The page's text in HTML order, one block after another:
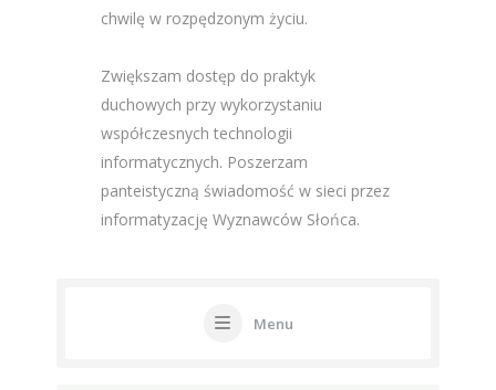
chwilę w rozpędzonym życiu.
Zwiększam dostęp do praktyk
duchowych przy wykorzystaniu
współczesnych technologii
informatycznych. Poszerzam
panteistyczną świadomość w sieci przez
informatyzację Wyznawców Słońca.
Menu